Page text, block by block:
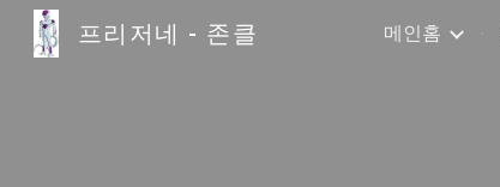
프리저네 - 존클 메인홈